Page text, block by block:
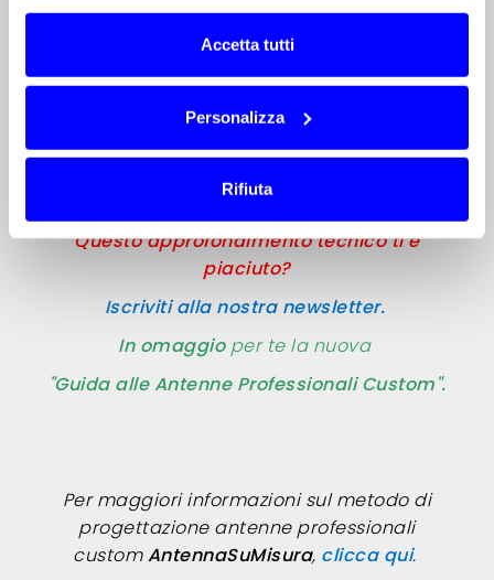
Accetta tutti
Personalizza
Rifiuta
se hai domande o bisogno di supporto,
esitare a contattarci.
Questo approfondimento tecnico ti è
piaciuto?
Iscriviti alla nostra newsletter.
In omaggioper te la nuova
"Guida alle Antenne Professionali Custom".
Per maggiori informazioni sul metodo di
progettazione antenne professionali
customAntennaSuMisura, clicca qui.